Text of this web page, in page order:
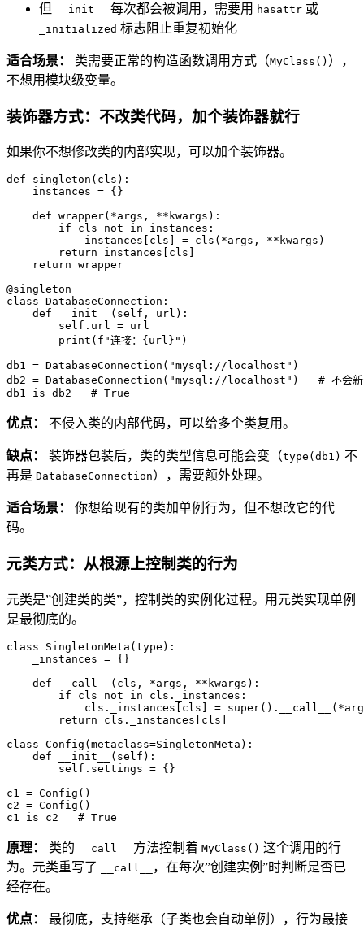
但
__init__ 每次都会被调用，需要用 hasattr 或
_initialized 标志阻止重复初始化
适合场景： 类需要正常的构造函数调用方式（MyClass() ），
不想用模块级变量。
装饰器方式：不改类代码，加个装饰器就行
如果你不想修改类的内部实现，可以加个装饰器。
def singleton ( cls ):
    instances = {}
def wrapper( *args, **kwargs ):
if cls not in instances:
            instances[cls] = cls(*args, **kwargs)
return instances[cls]
return wrapper
@singleton
class DatabaseConnection :
def
__init__ ( self, url ):
self .url = url
print ( f"连接： {url} " )
db1 = DatabaseConnection( "mysql://localhost" )
db2 = DatabaseConnection( "mysql://localhost" ) # 不会
db1 is db2 # True
优点： 不侵入类的内部代码，可以给多个类复用。
缺点： 装饰器包装后，类的类型信息可能会变（type(db1) 不
再是 DatabaseConnection），需要额外处理。
适合场景：
你想给现有的类加单例行为，但不想改它的代
码。
元类方式：从根源上控制类的行为
元类是”创建类的类”，控制类的实例化过程。用元类实现单例
是最彻底的。
class SingletonMeta ( type ):
    _instances = {}
def
__call__ ( cls, *args, **kwargs ):
if cls not in cls._instances:
            cls._instances[cls] =
super
return cls._instances[cls]
class Config (metaclass=SingletonMeta):
def
__init__ ( self ):
self .settings = {}
c1 = Config()
c2 = Config()
c1 is c2 # True
原理： 类的 __call__ 方法控制着 MyClass() 这个调用的行
为。元类重写了
__call__
，在每次”创建实例”时判断是否已
经存在。
优点：
最彻底，支持继承（子类也会自动单例），行为最接